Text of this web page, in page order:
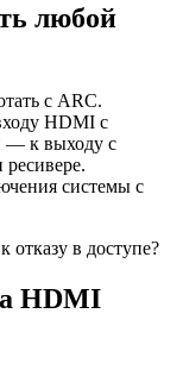
любой
с ARC.
HDMI с
— к выходу с
системы с
отказу в доступе?
HDMI